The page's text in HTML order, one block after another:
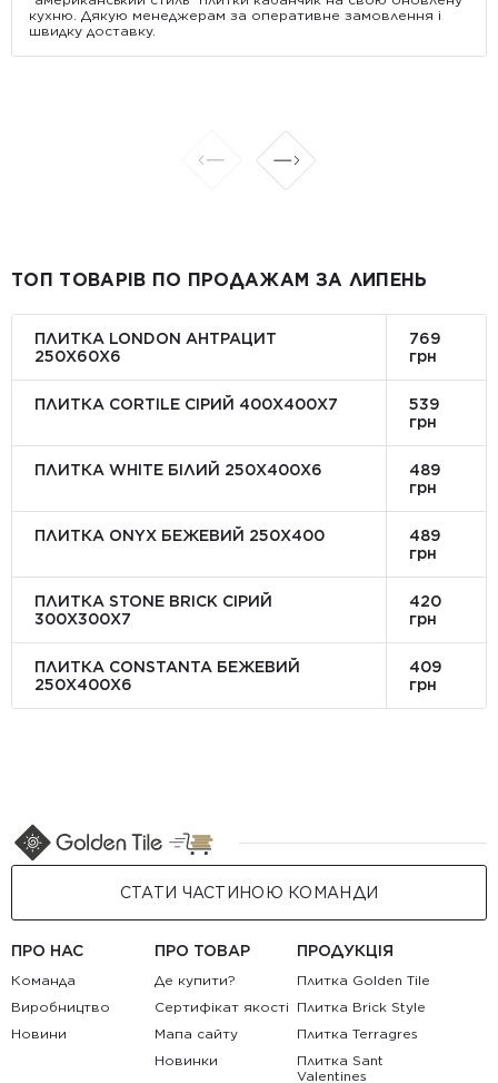
кухню. Дякую менеджерам за оперативне замовлення і
швидку доставку.
ТОП ТОВАРІВ ПО ПРОДАЖАМ ЗА ЛИПЕНЬ
ПЛИТКА LONDON АНТРАЦИТ
250Х60Х6
769
грн
ПЛИТКА CORTILE СІРИЙ 400X400X7
539
грн
ПЛИТКА WHITE БІЛИЙ 250Х400Х6
489
грн
ПЛИТКА ONYX БЕЖЕВИЙ 250X400
489
грн
ПЛИТКА STONE BRICK СІРИЙ
300Х300X7
420
грн
ПЛИТКА CONSTANTA БЕЖЕВИЙ
250Х400X6
409
грн
СТАТИ ЧАСТИНОЮ КОМАНДИ
ПРО НАС
Команда
Виробництво
Новини
ПРО ТОВАР
Де купити?
Сертифікат якості
Мапа сайту
Новинки
ПРОДУКЦІЯ
Плитка Golden Tile
Плитка Brick Style
Плитка Terragres
Плитка Sant
Valentines